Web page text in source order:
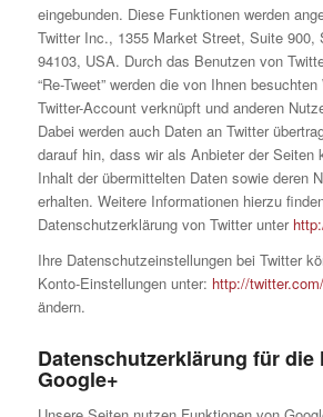
eingebunden. Diese Funktionen werden
Twitter Inc., 1355 Market Street, Suite 900,
94103, USA. Durch das Benutzen von
“Re-Tweet” werden die von Ihnen
Twitter-Account verknüpft und anderen
Dabei werden auch Daten an Twitter
darauf hin, dass wir als Anbieter der Seiten
Inhalt der übermittelten Daten sowie deren
erhalten. Weitere Informationen hierzu
Datenschutzerklärung von Twitter unter
Ihre Datenschutzeinstellungen bei Twitter
Konto-Einstellungen unter: http://
ändern.
Datenschutzerklärung für die
Google+